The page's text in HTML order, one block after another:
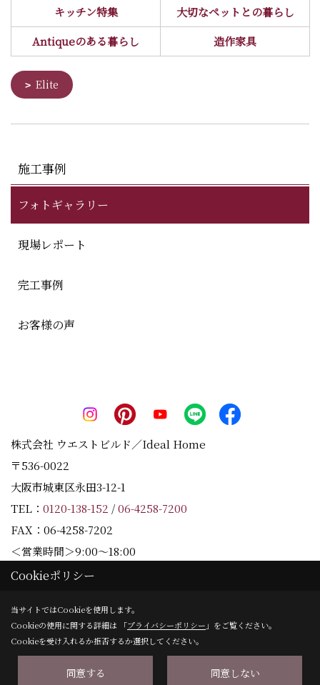
キッチン特集
大切なペットとの暮らし
Antiqueのある暮らし
造作家具
Elite
施工事例
フォトギャラリー
現場レポート
完工事例
お客様の声
株式会社 ウエストビルド／Ideal Home
〒536-0022
大阪市城東区永田3-12-1
TEL： 0120-138-152 /06-4258-7200
FAX：06-4258-7202
＜営業時間＞9:00～18:00
＜定休日＞水曜日
Copyright (c) Westbuild Corporation. All Rights Reserved.
Cookieポリシー
当サイトではCookieを使用します。
Cookieの使用に関する詳細は 「プライバシーポリシー 」をご覧ください。
Cookieを受け入れるか拒否するか選択してください。
同意する 同意しない